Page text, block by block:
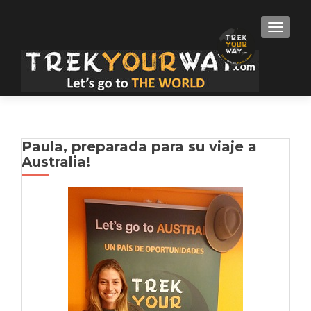
Paula, preparada para su viaje a
Australia!